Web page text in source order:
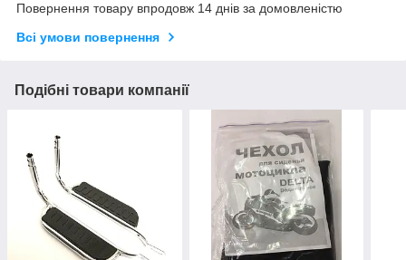
Повернення товару впродовж 14 днів за домовленістю
Всі умови повернення
Подібні товари компанії